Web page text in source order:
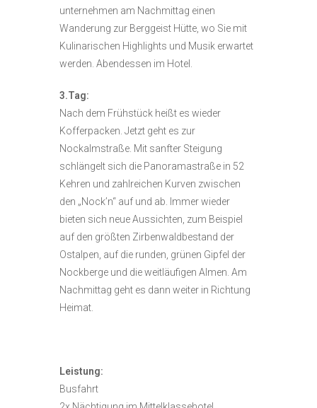
unternehmen am Nachmittag einen
Wanderung zur Berggeist Hütte, wo Sie mit
Kulinarischen Highlights und Musik erwartet
werden. Abendessen im Hotel.
3.Tag:
Nach dem Frühstück heißt es wieder
Kofferpacken. Jetzt geht es zur
Nockalmstraße. Mit sanfter Steigung
schlängelt sich die Panoramastraße in 52
Kehren und zahlreichen Kurven zwischen
den „Nock’n“ auf und ab. Immer wieder
bieten sich neue Aussichten, zum Beispiel
auf den größten Zirbenwaldbestand der
Ostalpen, auf die runden, grünen Gipfel der
Nockberge und die weitläufigen Almen. Am
Nachmittag geht es dann weiter in Richtung
Heimat.
Leistung:
Busfahrt